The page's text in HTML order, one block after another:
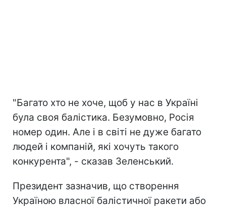
"Багато хто не хоче, щоб у нас в Україні
була своя балістика. Безумовно, Росія
номер один. Але і в світі не дуже багато
людей і компаній, які хочуть такого
конкурента", - сказав Зеленський.
Президент зазначив, що створення
Україною власної балістичної ракети або